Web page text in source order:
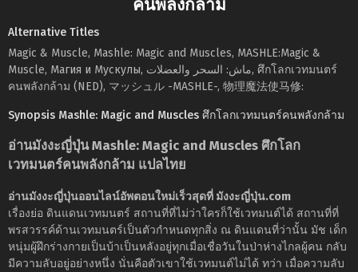
คนพลังกล้าม
Alternative Titles
Magic & Muscle, Mashle: Magic and Muscles, MASHLE:Magic &
Muscle, Магия и Мускулы, ماش: السحر والعضلات, ศึกโลกเวทมนตร์
คนพลังกล้าม (NED), マッシュル -MASHLE-, 物理魔法使马修:
Synopsis Mashle: Magic and Muscles ศึกโลกเวทมนตร์คนพลังกล้าม
อ่านมังงะญี่ปุ่น Mashle: Magic and Muscles ศึกโลก
เวทมนตร์คนพลังกล้าม แปลไทย
อ่านมังงะญี่ปุ่นออนไลน์อัพตอนใหม่เร็วสุดที่ มังงะญี่ปุ่น.com
เรื่องย่อ ดินแดนเวทมนตร์ สถานที่ที่ไม่ว่าใครก็ใช้เวทมนต์ได้ สถานที่ที่
พรสวรรค์ด้านเวทมนตร์เป็นตัวกำหนดทุกสิ่ง ณ ดินแดนที่ว่านั้น มัช เด็ก
หนุ่มผู้ฝึกร่างกายเป็นบ้าเป็นหลังอยู่ทุกเมื่อเชื่อวันในป่าห่างไกลผู้คน กลับ
มีความลับอยู่อย่างหนึ่ง นั่นคือตัวเขาใช้เวทมนต์ไม่ได้ ทว่า เมื่อความลับ